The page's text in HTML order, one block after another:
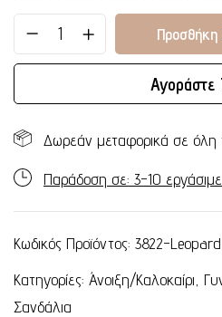
Προσθήκη
Αγοράστε
Δωρεάν μεταφορικά σε όλη
Παράδοση σε: 3-10
Κωδικός Προϊόντος: 3822-
Κατηγορίες: Άνοιξη/Καλοκαίρι
Σανδάλια